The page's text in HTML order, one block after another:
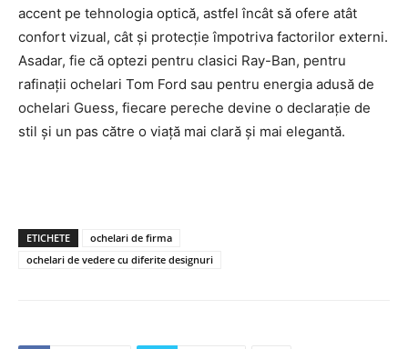
accent pe tehnologia optică, astfel încât să ofere atât
confort vizual, cât și protecție împotriva factorilor externi.
Asadar, fie că optezi pentru clasici Ray-Ban, pentru
rafinații ochelari Tom Ford sau pentru energia adusă de
ochelari Guess, fiecare pereche devine o declarație de
stil și un pas către o viață mai clară și mai elegantă.
ETICHETE
ochelari de firma
ochelari de vedere cu diferite designuri